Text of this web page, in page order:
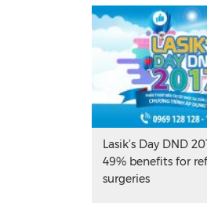
Lasik’s Day DND
49% benefits for
surgeries